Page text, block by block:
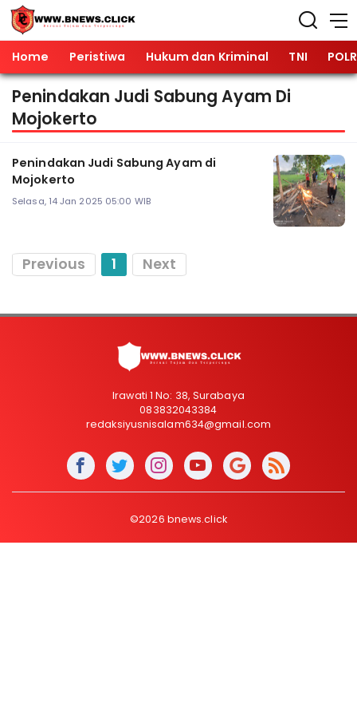
Home Peristiwa Hukum dan Kriminal TNI
Penindakan Judi Sabung Ayam Di
Mojokerto
Penindakan Judi Sabung Ayam di
Mojokerto
Selasa, 14 Jan 2025 05:00 WIB
Previous 1 Next
Irawati 1 No: 38, Surabaya
083832043384
redaksiyusnisalam634@gmail.com
©2026 bnews.click